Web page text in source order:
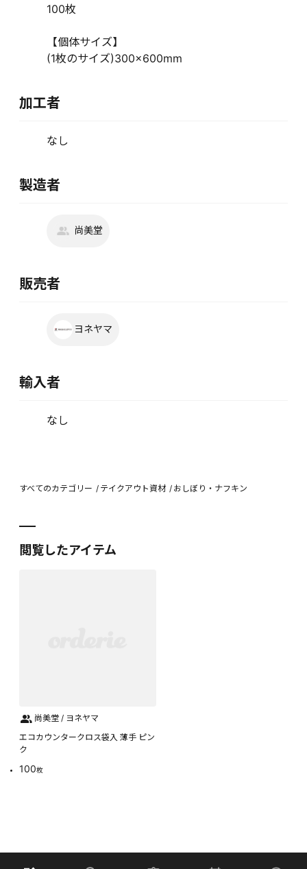
100枚
【個体サイズ】
(1枚のサイズ)300×600mm
加工者
なし
製造者
尚美堂
販売者
ヨネヤマ
輸入者
なし
すべてのカテゴリー テイクアウト資材 おしぼり・ナフキン
閲覧したアイテム
尚美堂 / ヨネヤマ
エコカウンタークロス袋入 薄手 ピン
ク
100枚